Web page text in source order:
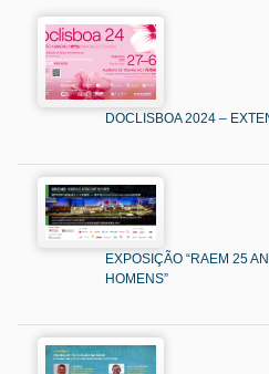
DOCLISBOA 2024 –
EXPOSIÇÃO “RAEM 25
HOMENS”